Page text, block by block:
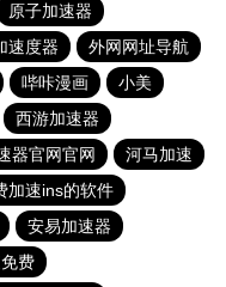
原子加速器
速度器
外网网址导航
哔咔漫画
小美
西游加速器
器官网官网
河马加速
加速ins的软件
安易加速器
费